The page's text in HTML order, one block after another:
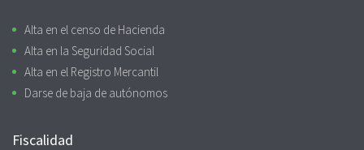
Alta en el censo de Hacienda
Alta en la Seguridad Social
Alta en el Registro Mercantil
Darse de baja de autónomos
Fiscalidad